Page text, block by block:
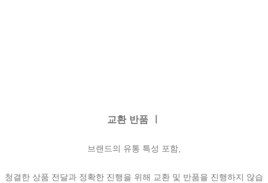
교환 반품 ㅣ
브랜드의 유통 특성 포함,
청결한 상품 전달과 정확한 진행을 위해 교환 및 반품을 진행하지 않습